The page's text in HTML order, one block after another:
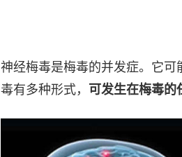
神经梅毒是梅毒的并发症。它
毒有多种形式， 可发生在梅毒的